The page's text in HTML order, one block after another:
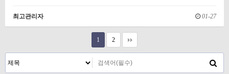
최고관리자 01-27
1 2